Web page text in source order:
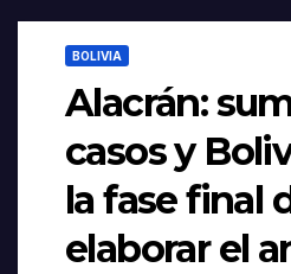
BOLIVIA
Alacrán:
casos y
la fase final
elaborar el